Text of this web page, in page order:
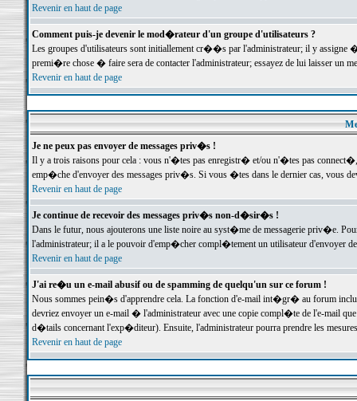
Revenir en haut de page
Comment puis-je devenir le mod�rateur d'un groupe d'utilisateurs ?
Les groupes d'utilisateurs sont initiallement cr��s par l'administrateur; il y
premi�re chose � faire sera de contacter l'administrateur; essayez de lui laisser un
Revenir en haut de page
Je ne peux pas envoyer de messages priv�s !
Il y a trois raisons pour cela : vous n'�tes pas enregistr� et/ou n'�tes pas
emp�che d'envoyer des messages priv�s. Si vous �tes dans le dernier cas, vous
Revenir en haut de page
Je continue de recevoir des messages priv�s non-d�sir�s !
Dans le futur, nous ajouterons une liste noire au syst�me de messagerie priv�e.
l'administrateur; il a le pouvoir d'emp�cher compl�tement un utilisateur d'envoyer
Revenir en haut de page
J'ai re�u un e-mail abusif ou de spamming de quelqu'un sur ce forum !
Nous sommes pein�s d'apprendre cela. La fonction d'e-mail int�gr� au forum inclut
devriez envoyer un e-mail � l'administrateur avec une copie compl�te de l'e-mail
d�tails concernant l'exp�diteur). Ensuite, l'administrateur pourra prendre les
Revenir en haut de page